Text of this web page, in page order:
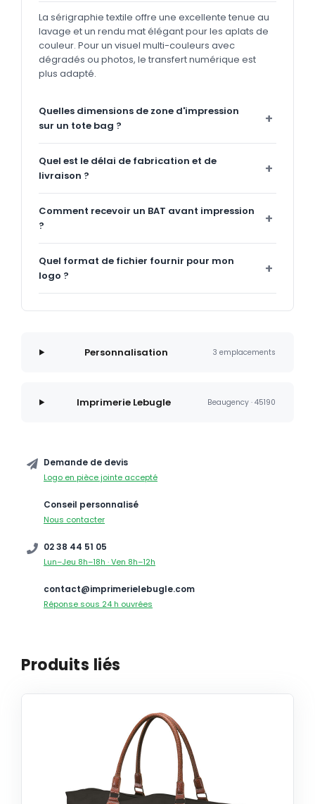
La sérigraphie textile offre une excellente tenue au
lavage et un rendu mat élégant pour les aplats de
couleur. Pour un visuel multi-couleurs avec
dégradés ou photos, le transfert numérique est
plus adapté.
Quelles dimensions de zone d'impression
sur un tote bag ?
Quel est le délai de fabrication et de
livraison ?
Comment recevoir un BAT avant impression
?
Quel format de fichier fournir pour mon
logo ?
Personnalisation 3 emplacements
Imprimerie Lebugle Beaugency · 45190
Demande de devis
Logo en pièce jointe accepté
Conseil personnalisé
Nous contacter
02 38 44 51 05
Lun–Jeu 8h–18h · Ven 8h–12h
contact@imprimerielebugle.com
Réponse sous 24 h ouvrées
Produits liés